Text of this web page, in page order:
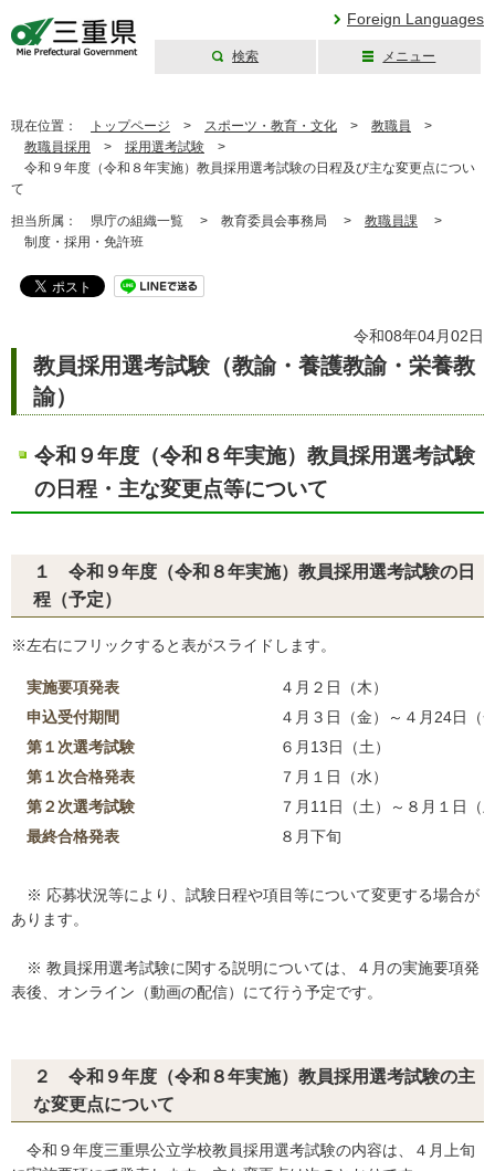
Foreign Languages
検索 メニュー
現在位置： トップページ > スポーツ・教育・文化 > 教職員 >
教職員採用
> 採用選考試験 >
令和９年度（令和８年実施）教員採用選考試験の日程及び主な変更点につい
て
担当所属： 県庁の組織一覧 > 教育委員会事務局 > 教職員課 >
制度・採用・免許班
令和08年04月02日
教員採用選考試験（教諭・養護教諭・栄養教
諭）
令和９年度（令和８年実施）教員採用選考試験
の日程・主な変更点等について
１ 令和９年度（令和８年実施）教員採用選考試験の日
程（予定）
※左右にフリックすると表がスライドします。
実施要項発表
４月２日（木）
申込受付期間
４月３日（金）～４月24日（
第１次選考試験
６月13日（土）
第１次合格発表
７月１日（水）
第２次選考試験
７月11日（土）～８月１日（
最終合格発表
８月下旬
※ 応募状況等により、試験日程や項目等について変更する場合が
あります。
※ 教員採用選考試験に関する説明については、４月の実施要項発
表後、オンライン（動画の配信）にて行う予定です。
２ 令和９年度（令和８年実施）教員採用選考試験の主
な変更点について
令和９年度三重県公立学校教員採用選考試験の内容は、４月上旬